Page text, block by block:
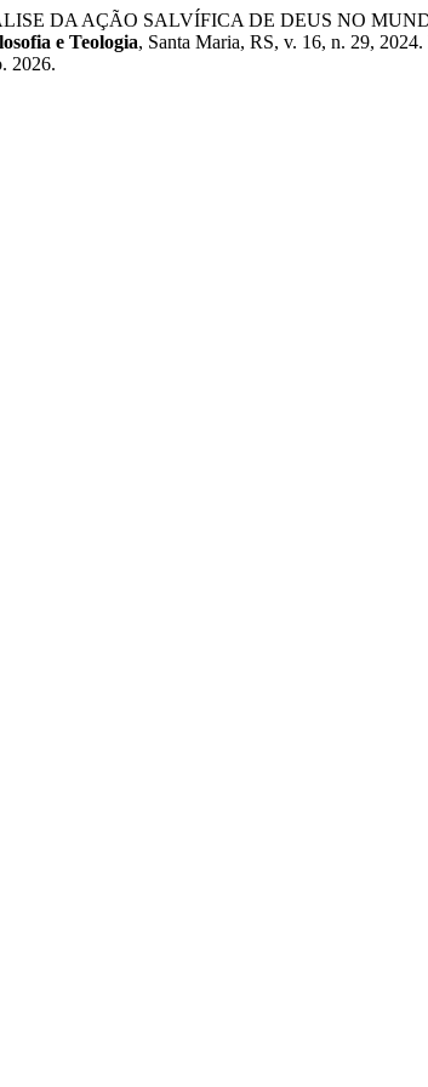
DA AÇÃO SALVÍFICA DE DEUS NO
e Teologia, Santa Maria, RS, v. 16, n. 29,
2026.